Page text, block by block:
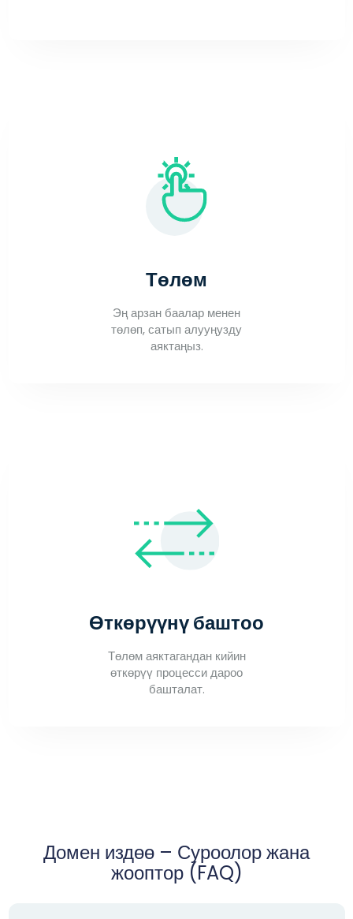
Төлөм
Эң арзан баалар менен
төлөп, сатып алууңузду
аяктаңыз.
Өткөрүүнү баштоо
Төлөм аяктагандан кийин
өткөрүү процесси дароо
башталат.
Домен издөө – Суроолор жана
жооптор (FAQ)